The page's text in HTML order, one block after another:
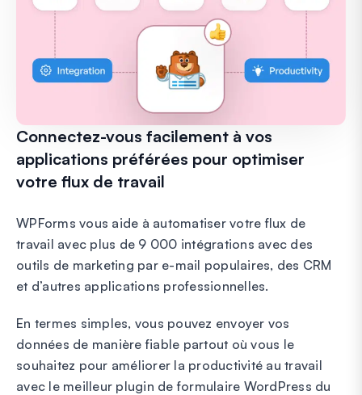
Connectez-vous facilement à vos
applications préférées pour optimiser
votre flux de travail
WPForms vous aide à automatiser votre flux de
travail avec plus de 9 000 intégrations avec des
outils de marketing par e-mail populaires, des CRM
et d’autres applications professionnelles.
En termes simples, vous pouvez envoyer vos
données de manière fiable partout où vous le
souhaitez pour améliorer la productivité au travail
avec le meilleur plugin de formulaire WordPress du